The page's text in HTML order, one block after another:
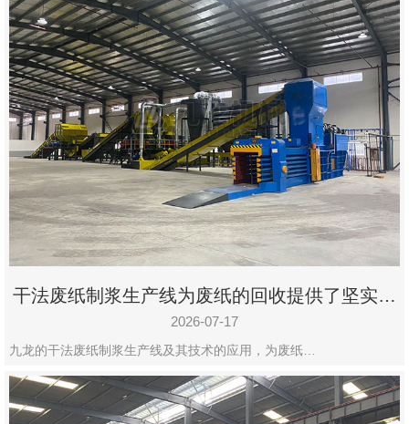
频
现
场
方
案
动
态联
系
郑
州
市
设
有
限
干法废纸制浆生产线为废纸的回收提供了坚实的
保障
2026-07-17
九龙的干法废纸制浆生产线及其技术的应用，为废纸…